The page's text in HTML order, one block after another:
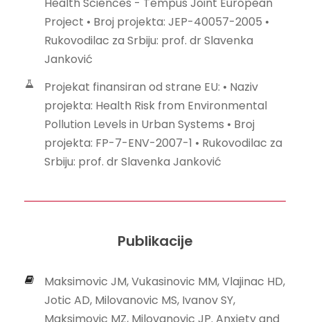
Project • Broj projekta: JEP-40057-2005 •
Rukovodilac za Srbiju: prof. dr Slavenka
Janković
Projekat finansiran od strane EU: • Naziv
projekta: Health Risk from Environmental
Pollution Levels in Urban Systems • Broj
projekta: FP-7-ENV-2007-1 • Rukovodilac za
Srbiju: prof. dr Slavenka Janković
Publikacije
Maksimovic JM, Vukasinovic MM, Vlajinac HD,
Jotic AD, Milovanovic MS, Ivanov SY,
Maksimovic MZ, Milovanovic JP. Anxiety and